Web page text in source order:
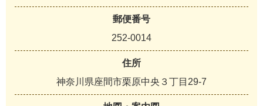
郵便番号
252-0014
住所
神奈川県座間市栗原中央３丁目29-7